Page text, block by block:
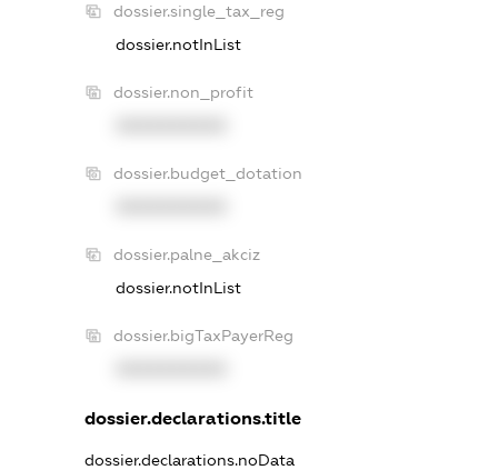
dossier.single_tax_reg
dossier.notInList
dossier.non_profit
dossier.budget_dotation
dossier.palne_akciz
dossier.notInList
dossier.bigTaxPayerReg
dossier.declarations.title
dossier.declarations.noData